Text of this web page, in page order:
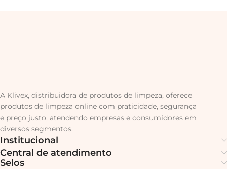
A Klivex, distribuidora de produtos de limpeza, oferece
produtos de limpeza online com praticidade, segurança
e preço justo, atendendo empresas e consumidores em
diversos segmentos.
Institucional
Central de atendimento
Selos